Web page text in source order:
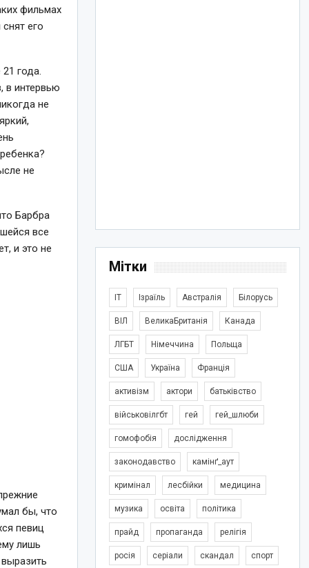
фильмах
его
года.
в интервью
не
не
Барбра
все
и это не
бы, что
певиц
лишь
Мітки
IT Ізраїль Австралія Білорусь
ВІЛ ВеликаБританія Канада
ЛГБТ Німеччина Польща
США Україна Франція
активізм актори батьківство
військовілгбт гей гей_шлюби
гомофобія дослідження
законодавство камінґ_аут
кримінал лесбійки медицина
музика освіта політика
прайд пропаганда релігія
росія серіали скандал спорт